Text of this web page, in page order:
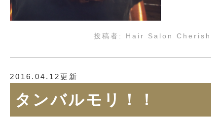
投稿者: Hair Salon Cherish
2016.04.12更新
タンバルモリ！！